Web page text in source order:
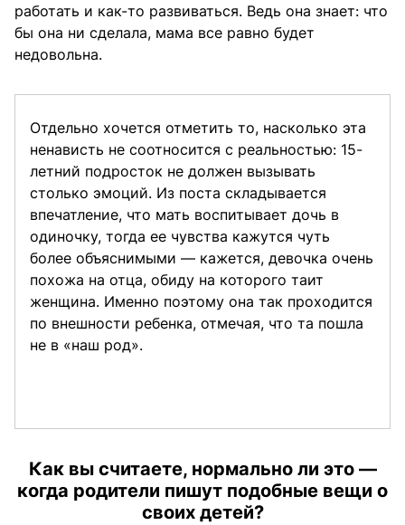
работать и как-то развиваться. Ведь она знает: что
бы она ни сделала, мама все равно будет
недовольна.
Отдельно хочется отметить то, насколько эта
ненависть не соотносится с реальностью: 15-
летний подросток не должен вызывать
столько эмоций. Из поста складывается
впечатление, что мать воспитывает дочь в
одиночку, тогда ее чувства кажутся чуть
более объяснимыми — кажется, девочка очень
похожа на отца, обиду на которого таит
женщина. Именно поэтому она так проходится
по внешности ребенка, отмечая, что та пошла
не в «наш род».
Как вы считаете, нормально ли это —
когда родители пишут подобные вещи о
своих детей?